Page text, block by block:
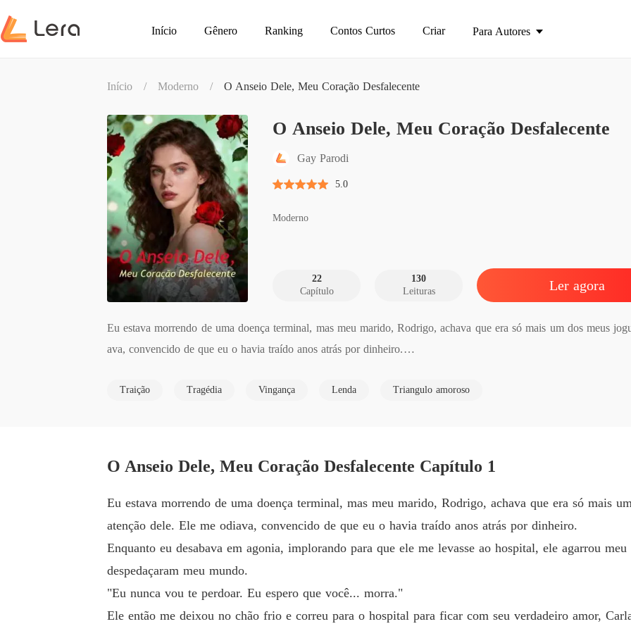
Início Gênero Ranking Contos Curtos Criar Para Autores
Início / Moderno / O Anseio Dele, Meu Coração Desfalecente
O Anseio Dele, Meu Coração Desfalecente
Gay Parodi
5.0
Moderno
22
Capítulo
130
Leituras
Ler agora
Eu estava morrendo de uma doença terminal, mas meu marido, Rodrigo, achava que era só mais um dos meus
ava, convencido de que eu o havia traído anos atrás por dinheiro.
Enquanto eu desabava em agonia, implorando para que ele me levasse ao hospital, ele agarrou meu queixo e
Ele então me deixou no chão frio e correu para o hospital para ficar com seu verdadeiro amor, Carla, minha melhor
eu amor, um amor tão absoluto que nem mesmo sua crueldade conseguiu apagar.
Então, quando os médicos me disseram que eu era perfeitamente compatível, fiz minha escolha final. Eu realizaria
Traição Tragédia Vingança Lenda Triangulo amoroso
O Anseio Dele, Meu Coração Desfalecente Capítulo 1
Eu estava morrendo de uma doença terminal, mas meu marido, Rodrigo, achava que era só mais
atenção dele. Ele me odiava, convencido de que eu o havia traído anos atrás por dinheiro.
Enquanto eu desabava em agonia, implorando para que ele me levasse ao hospital, ele agarrou
despedaçaram meu mundo.
"Eu nunca vou te perdoar. Eu espero que você... morra."
Ele então me deixou no chão frio e correu para o hospital para ficar com seu verdadeiro amor,
Capítulo
O
O